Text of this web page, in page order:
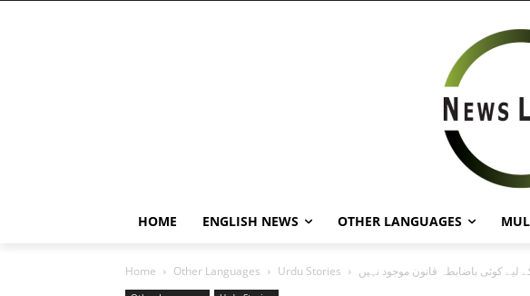
HOME ENGLISH NEWS OTHER LANGUAGES
Home Other Languages Urdu Stories لیے کوئی باضابطہ قانون موجود نہیں